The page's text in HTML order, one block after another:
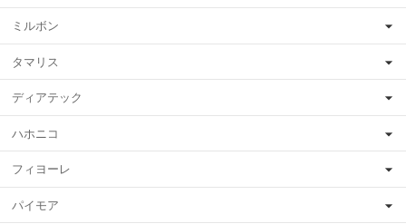
ミルボン
タマリス
ディアテック
ハホニコ
フィヨーレ
パイモア